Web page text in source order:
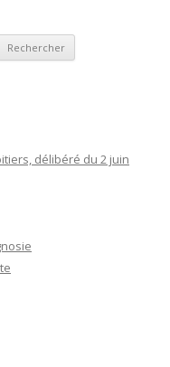
délibéré du 2 juin